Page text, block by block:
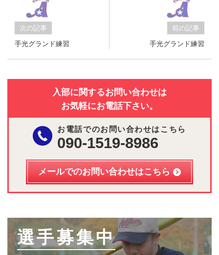
次の記事
手光グランド練習
前の記事
手光グランド練習
入部に関するお問い合わせは
お気軽にお電話下さい。
お電話でのお問い合わせはこちら
090-1519-8986
メールでのお問い合わせはこちら
選手募集中